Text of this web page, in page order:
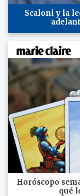
Scaloni y la
Horóscopo
qué